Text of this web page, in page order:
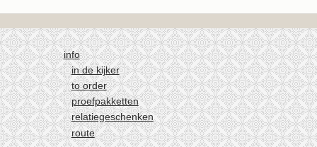
info
in de kijker
to order
proefpakketten
relatiegeschenken
route